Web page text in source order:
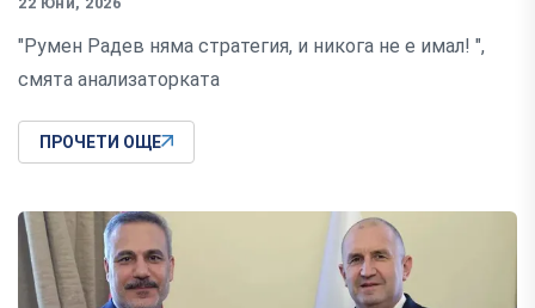
"Румен Радев няма стратегия, и никога не е имал! ",
смята анализаторката
ПРОЧЕТИ ОЩЕ